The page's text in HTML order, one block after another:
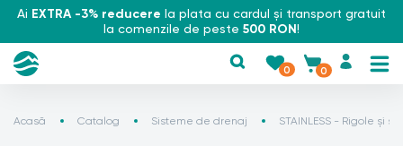
Ai EXTRA -3% reducere la plata cu cardul și transport gratuit
la comenzile de peste 500 RON!
0 0
Acasă Catalog Sisteme de drenaj STAINLESS - Rigole și